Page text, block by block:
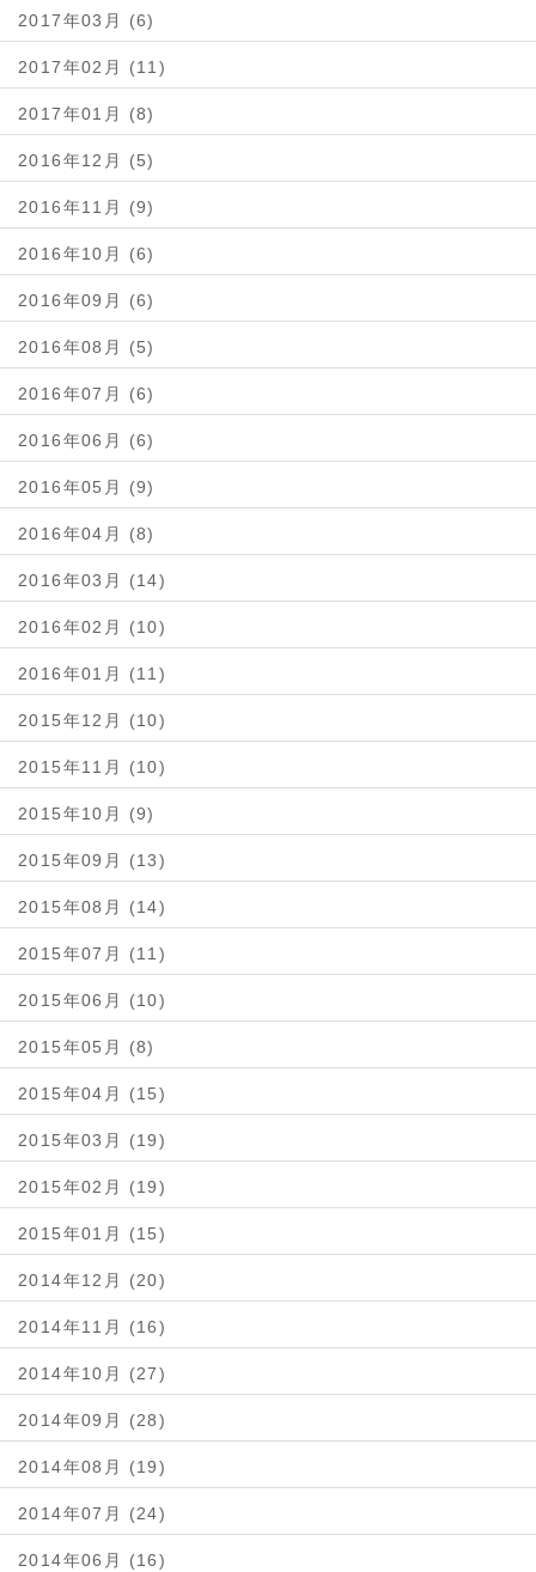
2017年03月 (6)
2017年02月 (11)
2017年01月 (8)
2016年12月 (5)
2016年11月 (9)
2016年10月 (6)
2016年09月 (6)
2016年08月 (5)
2016年07月 (6)
2016年06月 (6)
2016年05月 (9)
2016年04月 (8)
2016年03月 (14)
2016年02月 (10)
2016年01月 (11)
2015年12月 (10)
2015年11月 (10)
2015年10月 (9)
2015年09月 (13)
2015年08月 (14)
2015年07月 (11)
2015年06月 (10)
2015年05月 (8)
2015年04月 (15)
2015年03月 (19)
2015年02月 (19)
2015年01月 (15)
2014年12月 (20)
2014年11月 (16)
2014年10月 (27)
2014年09月 (28)
2014年08月 (19)
2014年07月 (24)
2014年06月 (16)